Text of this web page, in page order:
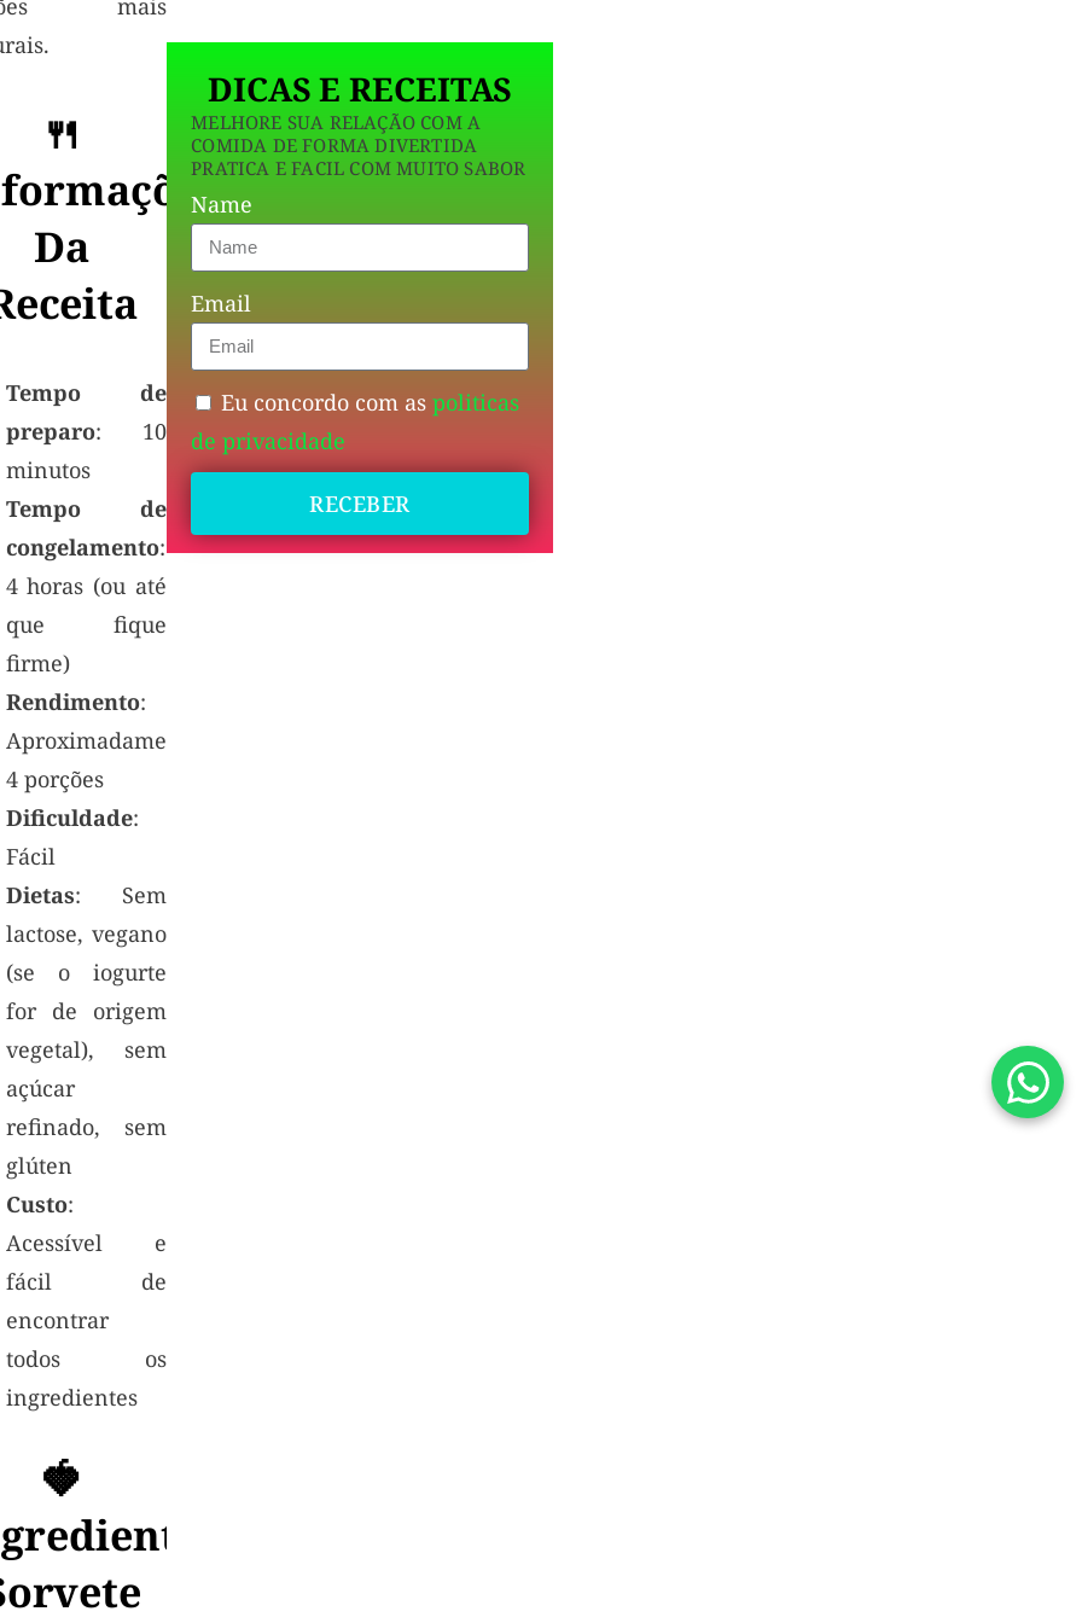
mais
🍴
Da
Tempo de
preparo: 10
minutos
Tempo de
congelamento:
4 horas (ou até
que fique
firme)
Rendimento:
Aproximadamente
4 porções
Dificuldade:
Fácil
Dietas: Sem
lactose, vegano
(se o iogurte
for de origem
vegetal), sem
açúcar
refinado, sem
glúten
Custo:
Acessível e
fácil de
encontrar
todos os
ingredientes
🍓
DICAS E RECEITAS
MELHORE SUA RELAÇÃO COM A
COMIDA DE FORMA DIVERTIDA
PRATICA E FACIL COM MUITO SABOR
Name
Email
Eu concordo com aspoliticas
de privacidade
RECEBER